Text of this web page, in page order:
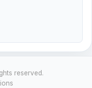
reserved.